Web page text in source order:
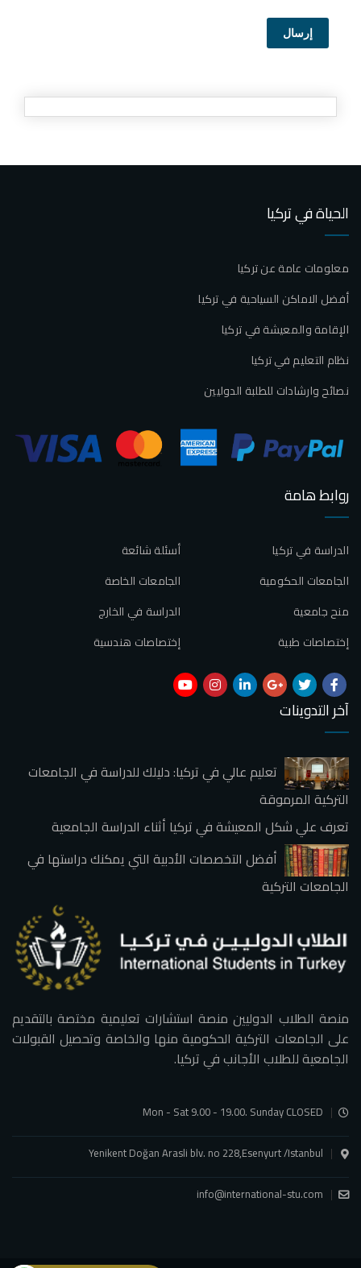
إرسال
الحياة في تركيا
معلومات عامة عن تركيا
أفضل الاماكن السياحية في تركيا
الإقامة والمعيشة في تركيا
نظام التعليم في تركيا
نصائح وارشادات للطلبة الدوليين
روابط هامة
أسئلة شائعة
الدراسة في تركيا
الجامعات الخاصة
الجامعات الحكومية
الدراسة في الخارج
منح جامعية
إختصاصات هندسية
إختصاصات طبية
آخر التدوينات
تعليم عالي في تركيا: دليلك للدراسة في الجامعات
التركية المرموقة
تعرف علي شكل المعيشة في تركيا أثناء الدراسة الجامعية
أفضل التخصصات الأدبية التي يمكنك دراستها في
الجامعات التركية
منصة الطلاب الدوليين منصة استشارات تعليمية مختصة بالتقديم
على الجامعات التركية الحكومية منها والخاصة وتحصيل القبولات
الجامعية للطلاب الأجانب في تركيا.
Mon - Sat 9.00 - 19.00. Sunday CLOSED
Yenikent Doğan Arasli blv. no 228,Esenyurt /Istanbul
info@international-stu.com